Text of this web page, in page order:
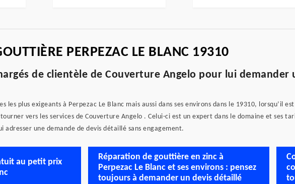
PERPEZAC LE BLANC 19310
de clientèle de Couverture Angelo pour lui
les plus exigeants à Perpezac Le Blanc mais aussi dans ses environs dans le 19310, lorsqu’il
vers les services de Couverture Angelo . Celui-ci est un expert dans le domaine et ses
adresser une demande de devis détaillé sans engagement.
au petit prix
Réparation de gouttière en zinc à
Perpezac Le Blanc et ses environs : pensez
toujours à demander un devis détaillé